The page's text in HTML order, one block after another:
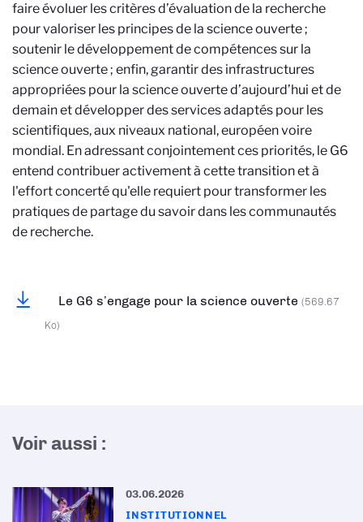
faire évoluer les critères d’évaluation de la recherche
pour valoriser les principes de la science ouverte ;
soutenir le développement de compétences sur la
science ouverte ; enfin, garantir des infrastructures
appropriées pour la science ouverte d’aujourd’hui et de
demain et développer des services adaptés pour les
scientifiques, aux niveaux national, européen voire
mondial. En adressant conjointement ces priorités, le G6
entend contribuer activement à cette transition et à
l'effort concerté qu'elle requiert pour transformer les
pratiques de partage du savoir dans les communautés
de recherche.
Le G6 s’engage pour la science ouverte (569.67
Ko)
Voir aussi :
03.06.2026
INSTITUTIONNEL